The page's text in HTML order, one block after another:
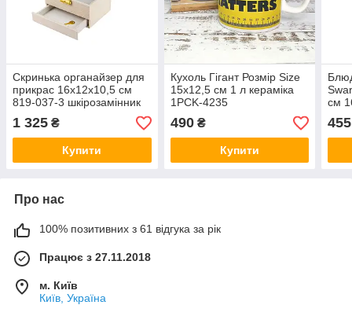
Скринька органайзер для
прикрас 16х12х10,5 см
819-037-3 шкірозамінник
1 325 ₴
Купити
Кухоль Гігант Розмір Size
15х12,5 см 1 л кераміка
1PCK-4235
490₴
Купити
см
455
Про нас
100% позитивних з 61 відгука за рік
Працює з 27.11.2018
м. Київ
Київ, Україна